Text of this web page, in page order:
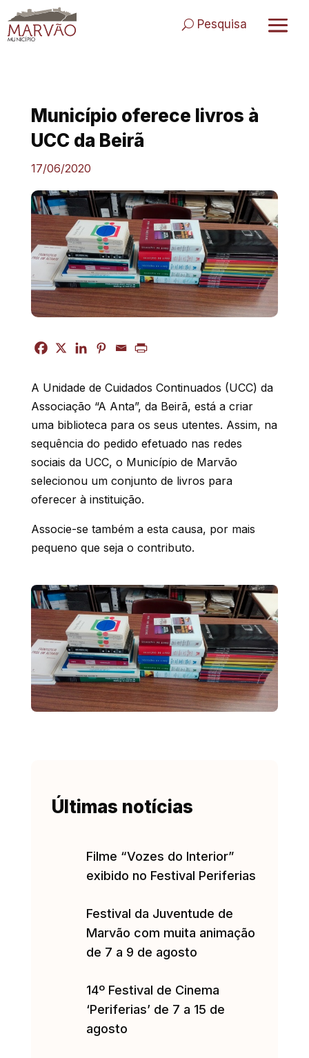
to
content
Pesquisa
Município oferece livros à
UCC da Beirã
17/06/2020
A Unidade de Cuidados Continuados (UCC) da
Associação “A Anta”, da Beirã, está a criar
uma biblioteca para os seus utentes. Assim, na
sequência do pedido efetuado nas redes
sociais da UCC, o Município de Marvão
selecionou um conjunto de livros para
oferecer à instituição.
Associe-se também a esta causa, por mais
pequeno que seja o contributo.
Últimas notícias
Filme “Vozes do Interior”
exibido no Festival Periferias
Festival da Juventude de
Marvão com muita animação
de 7 a 9 de agosto
14º Festival de Cinema
‘Periferias’ de 7 a 15 de
agosto